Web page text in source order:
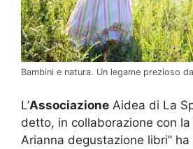
Bambini e natura. Un legame prezioso
L’Associazione Aidea di La
detto, in collaborazione con la
Arianna degustazione libri”